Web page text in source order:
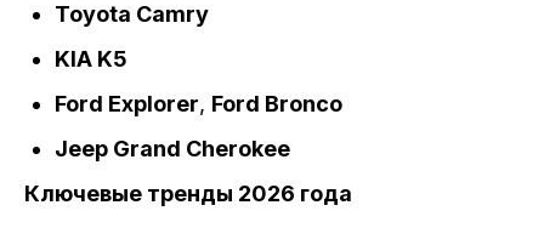
Toyota Camry
KIA K5
Ford Explorer, Ford Bronco
Jeep Grand Cherokee
Ключевые тренды 2026 года